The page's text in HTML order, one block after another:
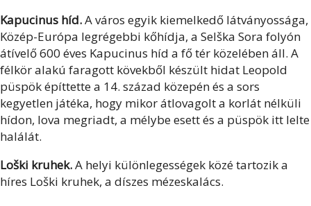
Kapucinus híd.A város egyik kiemelkedő látványossága,
Közép-Európa legrégebbi kőhídja, a Selška Sora folyón
átívelő 600 éves Kapucinus híd a fő tér közelében áll. A
félkör alakú faragott kövekből készült hidat Leopold
püspök építtette a 14. század közepén és a sors
kegyetlen játéka, hogy mikor átlovagolt a korlát nélküli
hídon, lova megriadt, a mélybe esett és a püspök itt lelte
halálát.
Loški kruhek.A helyi különlegességek közé tartozik a
híres Loški kruhek, a díszes mézeskalács.